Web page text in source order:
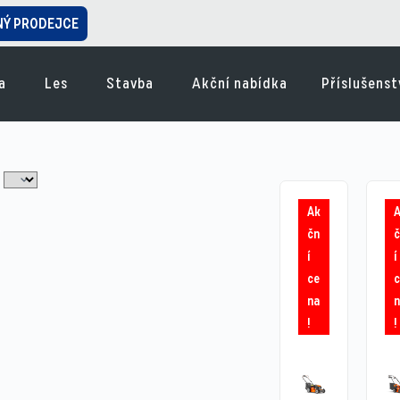
PRODEJCE
Les Stavba Akční nabídka
Ak
čn
í
ce
na
!
í
!